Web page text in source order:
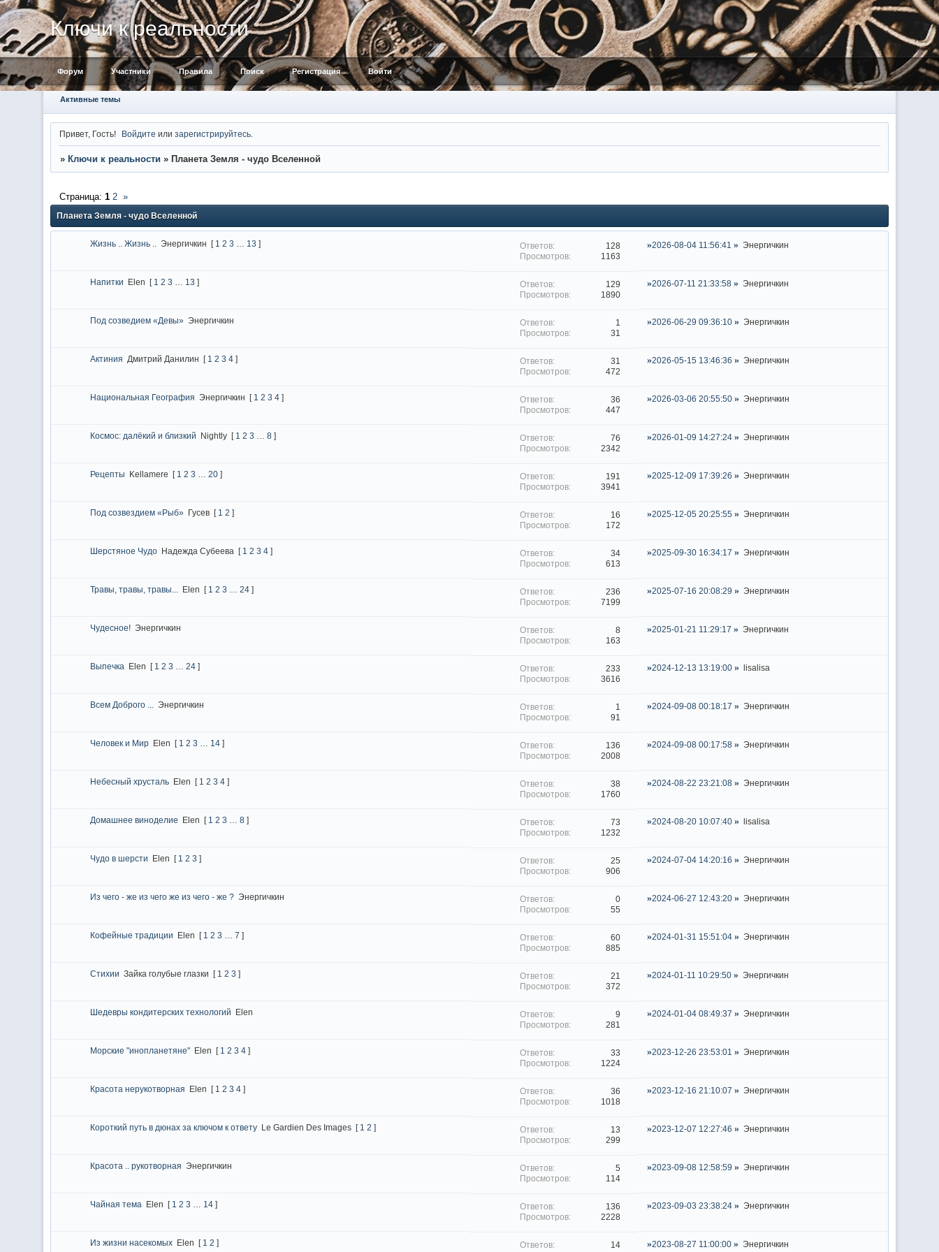
Ключи к реальности
Форум Участники Правила Поиск Регистрация Войти
Активные темы
Привет, Гость! Войдите илизарегистрируйтесь
» Ключи к реальности » Планета Земля - чудо Вселенной
Планета Земля - чудо Вселенной
Страница: 1 2 »
Жизнь .. Жизнь .. Энергичкин [ 1 2 3 13 ]
128
1163
2026-08-04 11:56:41 Энергичкин
Напитки Elen [ 1 2 3 13 ]
129
1890
2026-07-11 21:33:58 Энергичкин
Под созведием «Девы» Энергичкин
1
31
2026-06-29 09:36:10 Энергичкин
Актиния Дмитрий Данилин [ 1 2 3 4 ]
31
472
2026-05-15 13:46:36 Энергичкин
Национальная География Энергичкин [ 1 2 3 4 ]
36
447
2026-03-06 20:55:50 Энергичкин
Космос: далёкий и близкий Nightly [ 1 2 3 8 ]
76
2342
2026-01-09 14:27:24 Энергичкин
Рецепты Kellamere [ 1 2 3 20 ]
191
3941
2025-12-09 17:39:26 Энергичкин
Под созвездием «Рыб» Гусев [ 1 2 ]
16
172
2025-12-05 20:25:55 Энергичкин
Шерстяное Чудо Надежда Субеева [ 1 2 3 4 ]
34
613
2025-09-30 16:34:17 Энергичкин
Травы, травы, травы... Elen [ 1 2 3 24 ]
236
7199
2025-07-16 20:08:29 Энергичкин
Чудесное! Энергичкин
8
163
2025-01-21 11:29:17 Энергичкин
Выпечка Elen [ 1 2 3 24 ]
233
3616
2024-12-13 13:19:00 lisalisa
Всем Доброго ... Энергичкин
1
91
2024-09-08 00:18:17 Энергичкин
Человек и Мир Elen [ 1 2 3 14 ]
136
2008
2024-09-08 00:17:58 Энергичкин
Небесный хрусталь Elen [ 1 2 3 4 ]
38
1760
2024-08-22 23:21:08 Энергичкин
Домашнее виноделие Elen [ 1 2 3 8 ]
73
1232
2024-08-20 10:07:40 lisalisa
Чудо в шерсти Elen [ 1 2 3 ]
25
906
2024-07-04 14:20:16 Энергичкин
Из чего - же из чего же из чего - же ? Энергичкин
0
55
2024-06-27 12:43:20 Энергичкин
Кофейные традиции Elen [ 1 2 3 7 ]
60
885
2024-01-31 15:51:04 Энергичкин
Стихии Зайка голубые глазки [ 1 2 3 ]
21
372
2024-01-11 10:29:50 Энергичкин
Шедевры кондитерских технологий Elen
9
281
2024-01-04 08:49:37 Энергичкин
Морские "инопланетяне" Elen [ 1 2 3 4 ]
33
1224
2023-12-26 23:53:01 Энергичкин
Красота нерукотворная Elen [ 1 2 3 4 ]
36
1018
2023-12-16 21:10:07 Энергичкин
Короткий путь в дюнах за ключом к ответу Le Gardien Des Images [ 1 2 ]
13
299
2023-12-07 12:27:46 Энергичкин
Красота .. рукотворная Энергичкин
5
114
2023-09-08 12:58:59 Энергичкин
Чайная тема Elen [ 1 2 3 14 ]
136
2228
2023-09-03 23:38:24 Энергичкин
Из жизни насекомых Elen [ 1 2 ]
14
2023-08-27 11:00:00 Энергичкин